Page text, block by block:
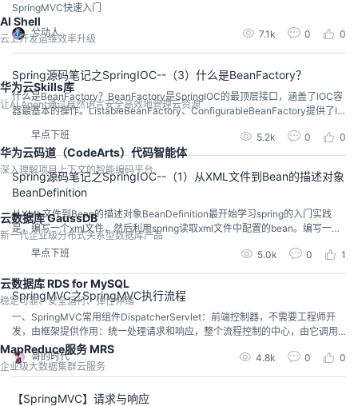
AI Shell
云上开发运维效率升级
华为云Skills库
让AI Agent通过自然语言安全高效地管理云资源
华为云码道（CodeArts）代码智能体
深入理解项目上下文的智能编码平台
云数据库 GaussDB
新一代企业级分布式关系型数据库产品
云数据库 RDS for MySQL
稳定可靠、安全运行、弹性伸缩
MapReduce服务 MRS
企业级大数据集群云服务
SpringMVC快速入门
兮动人 7.1k 0 0
Spring源码笔记之SpringIOC--（3）什么是BeanFactory？
什么是BeanFactory？BeanFactory是SpringIOC的最顶层接口，涵盖了IOC容
器最基本的操作。ListableBeanFactory、ConfigurableBeanFactory提供了IO
所有Bean的定义BeanDefinition，用一个唯一的字符串（即Bean的名字）区
分。B...
早点下班 5.2k 0 0
Spring源码笔记之SpringIOC--（1）从XML文件到Bean的描述对象
BeanDefinition
从XML文件到Bean的描述对象BeanDefinition最开始学习spring的入门实践
是，编写一个xml文件，然后利用spring读取xml文件中配置的bean。编写一个x
ml配置文件default.xml<?xml version="1.0" encoding="UTF-8"?><beans xm
lns="http://www.springframework.org/schema/...
早点下班 5.0k 0 1
SpringMVC之SpringMVC执行流程
一、SpringMVC常用组件DispatcherServlet：前端控制器，不需要工程师开
发，由框架提供作用：统一处理请求和响应，整个流程控制的中心，由它调用
其它组件处理用户的请求HandlerMapping：处理器映射器，不需要工程师开
发，由框架提供作用：根据请求的url、method等信息查找Handler，即控制器
方法Handler：处理器，需要工程师开发作用：在Dispatche...
哥的时代 4.8k 0 0
【SpringMVC】请求与响应